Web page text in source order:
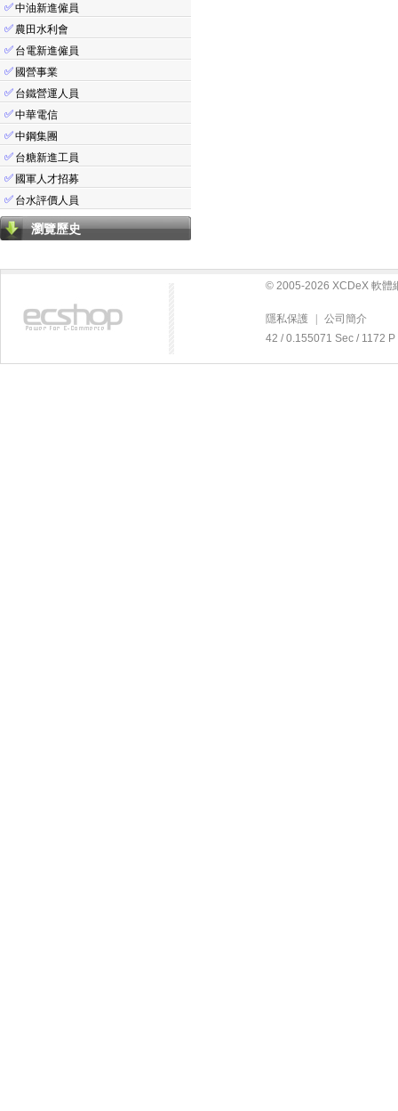
✅中油新進僱員
✅ 農田水利會
✅ 台電新進僱員
✅ 國營事業
✅ 台鐵營運人員
✅中華電信
✅中鋼集團
✅ 台糖新進工員
✅ 國軍人才招募
✅ 台水評價人員
瀏覽歷史
© 2005-2026 XCDeX 軟體
隱私保護
公司簡介
42 / 0.155071 Sec / 1172